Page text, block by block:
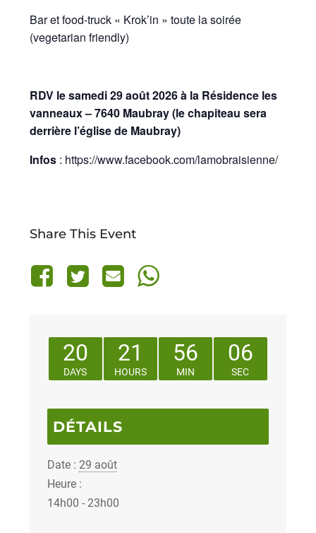
Bar et food-truck « Krok’in » toute la soirée
(vegetarian friendly)
RDV le samedi 29 août 2026 à la Résidence les
vanneaux – 7640 Maubray (le chapiteau sera
derrière l’église de Maubray)
Infos: https://www.facebook.com/lamobraisienne/
Share This Event
20
DAYS
21
HOURS
56
MIN
06
SEC
DÉTAILS
Date : 29 août
Heure :
14h00 - 23h00